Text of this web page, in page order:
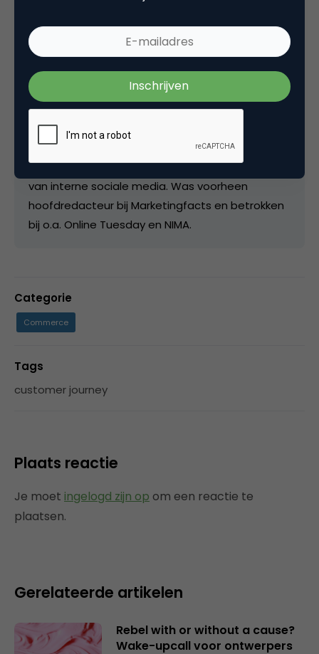
Bram Koster
Senior consultant bij
Ik werk als consultant bij Evolve, een bureau dat is
gespecialiseerd in het verbeteren van de interne
communicatie en interne processen met behulp
van interne sociale media. Was voorheen
hoofdredacteur bij Marketingfacts en betrokken
bij o.a. Online Tuesday en NIMA.
Categorie
Commerce
Tags
customer journey
Plaats reactie
Je moet ingelogd zijn op om een reactie te
plaatsen.
Gerelateerde artikelen
Rebel with or without a cause?
Wake-upcall voor ontwerpers